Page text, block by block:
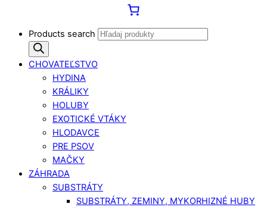
Products search
CHOVATEĽSTVO
HYDINA
KRÁLIKY
HOLUBY
EXOTICKÉ VTÁKY
HLODAVCE
PRE PSOV
MAČKY
ZÁHRADA
SUBSTRÁTY
SUBSTRÁTY, ZEMINY, MYKORHIZNÉ HUBY